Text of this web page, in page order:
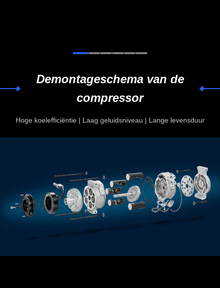
Demontageschema van de
compressor
Hoge koelefficiëntie | Laag geluidsniveau | Lange levensduur